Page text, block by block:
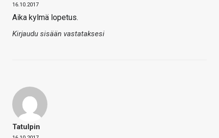
16.10.2017
Aika kylmä lopetus.
Kirjaudu sisään vastataksesi
Tatulpin